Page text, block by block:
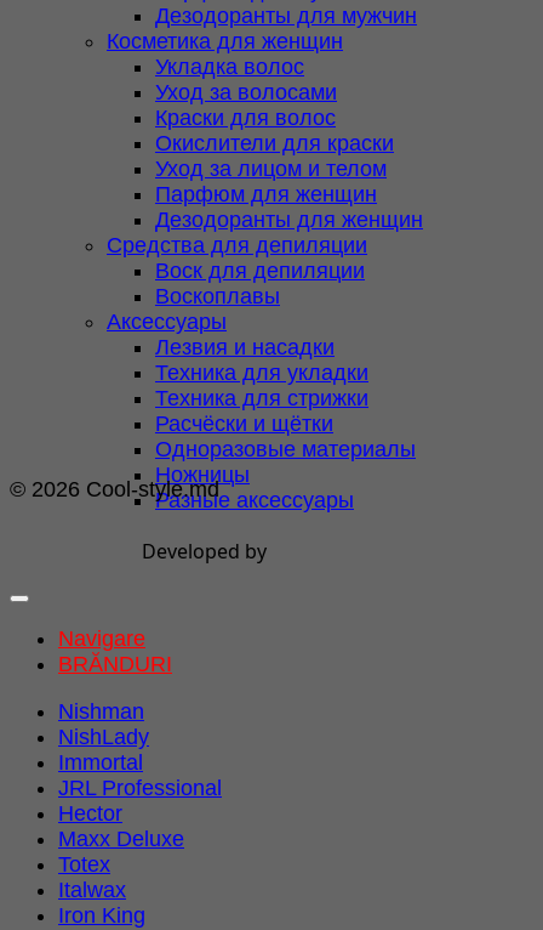
Дезодоранты для мужчин
Косметика для женщин
Укладка волос
Уход за волосами
Краски для волос
Окислители для краски
Уход за лицом и телом
Парфюм для женщин
Дезодоранты для женщин
Средства для депиляции
Воск для депиляции
Воскоплавы
Аксессуары
Лезвия и насадки
Техника для укладки
Техника для стрижки
Расчёски и щётки
Одноразовые материалы
Ножницы
Разные аксессуары
© 2026 Cool-style.md
Developed by
Navigare
BRĂNDURI
Nishman
NishLady
Immortal
JRL Professional
Hector
Maxx Deluxe
Totex
Italwax
Iron King